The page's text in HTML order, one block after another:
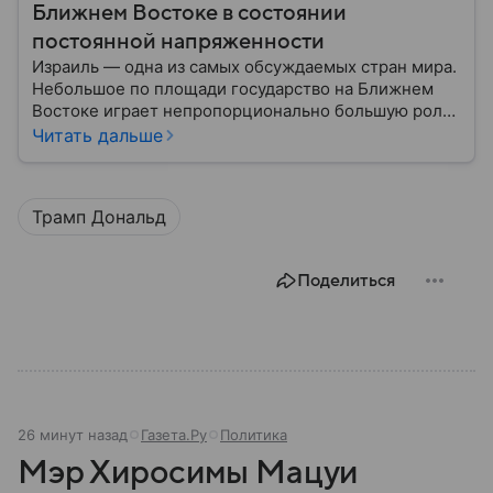
Ближнем Востоке в состоянии
постоянной напряженности
Израиль — одна из самых обсуждаемых стран мира.
Небольшое по площади государство на Ближнем
Востоке играет непропорционально большую роль
в международной политике, безопасности и
Читать дальше
Трамп Дональд
Поделиться
26 минут назад Газета.Ру Политика
Мэр Хиросимы Мацуи